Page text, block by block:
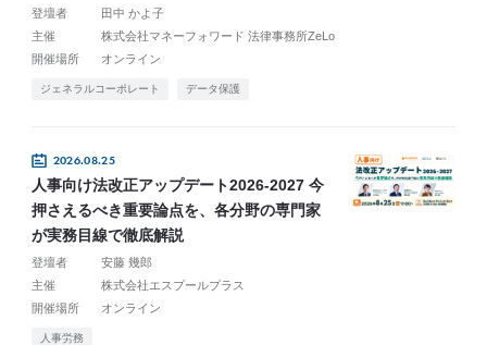
登壇者
田中 かよ子
主催
株式会社マネーフォワード 法律事務所ZeLo
開催場所
オンライン
ジェネラルコーポレート データ保護
2026.08.25
人事向け法改正アップデート2026-2027 今
押さえるべき重要論点を、各分野の専門家
が実務目線で徹底解説
登壇者
安藤 幾郎
主催
株式会社エスプールプラス
開催場所
オンライン
人事労務